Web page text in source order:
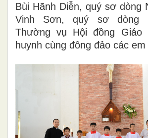
Bùi Hãnh Diễn, quý sơ dòng
Vinh Sơn, quý sơ dòng
Thường vụ Hội đồng Giáo
huynh cùng đông đảo các